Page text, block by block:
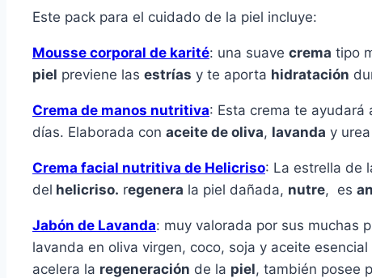
Este pack para el cuidado de la piel incluye:
Mousse corporal de karité: una suave crema tipo
piel previene las estrías y te aporta hidratación
Crema de manos nutritiva: Esta crema te ayudará
días. Elaborada con aceite de oliva, lavanda y
Crema facial nutritiva de Helicriso: La estrella de
del helicriso. regenera la piel dañada, nutre, es
Jabón de Lavanda: muy valorada por sus muchas
lavanda en oliva virgen, coco, soja y aceite
acelera la regeneración de la piel, también posee